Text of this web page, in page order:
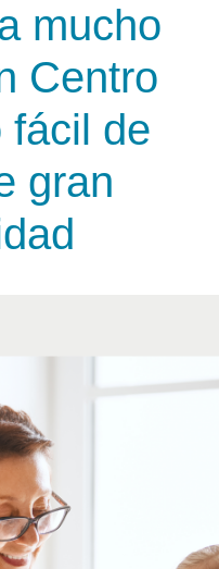
mucho
Centro
fácil de
gran